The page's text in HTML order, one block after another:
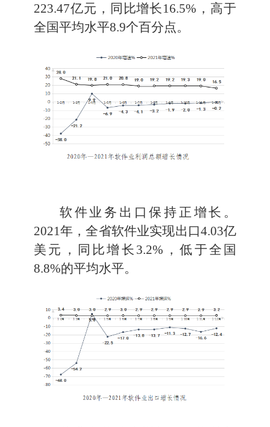
223.47亿元，同比增长 16.5% ， 高于
全国平均水平8.9个百分点。
软件业务 出口保持 正增长。
2021年 ，全省软件业实现出口4.03亿
美元，同比增 长 3.2% ，低于全国
8.8%的平均水平。